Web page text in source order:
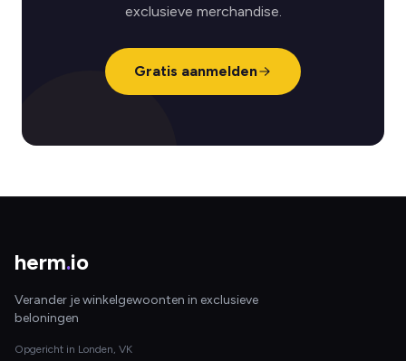
exclusieve merchandise.
Gratis aanmelden
herm.io
Verander je winkelgewoonten in exclusieve
beloningen
Opgericht in Londen, VK